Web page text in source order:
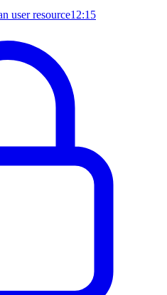
user resource12:15